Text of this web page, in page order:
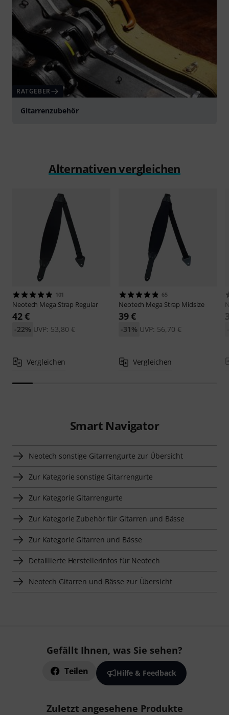
RATGEBER
Gitarrenzubehör
Alternativen vergleichen
101
Neotech Mega Strap Regular
42 €
UVP: 53,80 €
-22%
Vergleichen
65
Neotech Mega Strap Midsize
39 €
UVP: 56,70 €
-31%
Vergleichen
Smart Navigator
Neotech sonstige Gitarrengurte zur Übersicht
Zur Kategorie sonstige Gitarrengurte
Zur Kategorie Gitarrengurte
Zur Kategorie Zubehör für Gitarren und Bässe
Zur Kategorie Gitarren und Bässe
Detaillierte Herstellerinfos für Neotech
Neotech Gitarren und Bässe zur Übersicht
Gefällt Ihnen, was Sie sehen?
Teilen Hilfe & Feedback
Zuletzt angesehene Produkte